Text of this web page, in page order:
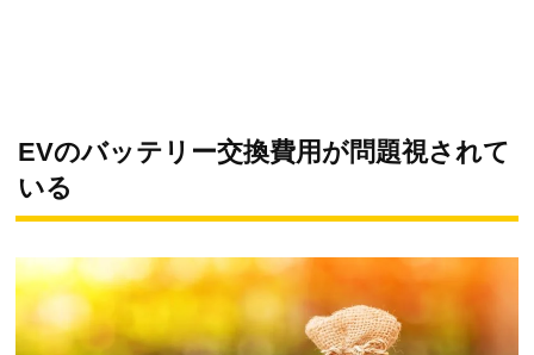
EVのバッテリー交換費用が問題視されて
いる